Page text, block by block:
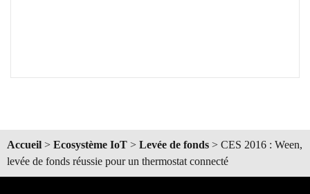
Accueil > Ecosystème IoT > Levée de fonds > CES 2016 : Ween,
levée de fonds réussie pour un thermostat connecté